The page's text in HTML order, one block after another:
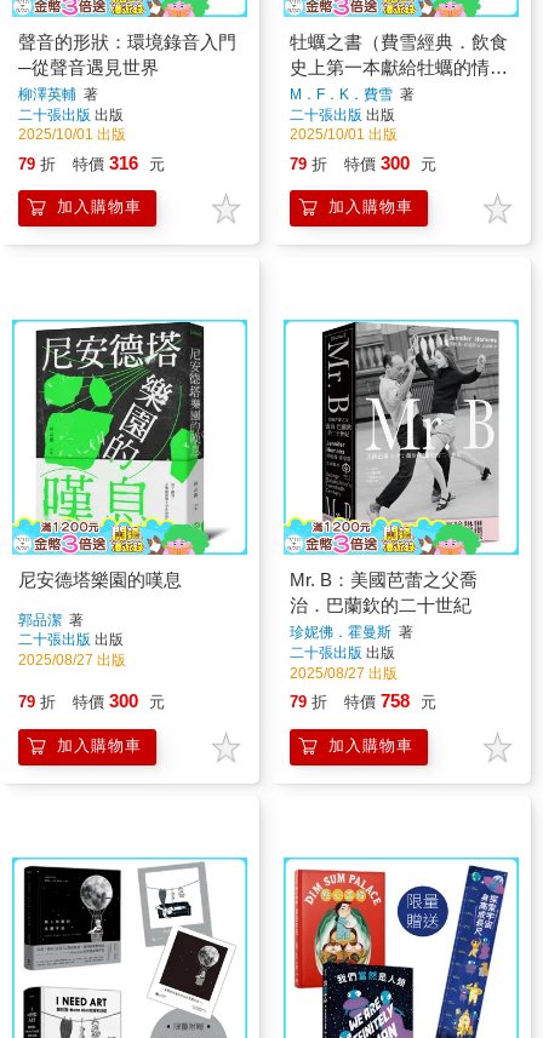
聲音的形狀：環境錄音入門
─從聲音遇見世界
柳澤英輔 著
二十張出版 出版
2025/10/01 出版
79 折 特價 316 元
加入購物車
牡蠣之書（費雪經典．飲食
史上第一本獻給牡蠣的情
書）
M．F．K．費雪 著
二十張出版 出版
2025/10/01 出版
79 折 特價 300 元
加入購物車
尼安德塔樂園的嘆息
郭品潔 著
二十張出版 出版
2025/08/27 出版
79 折 特價 300 元
加入購物車
Mr. B：美國芭蕾之父喬
治．巴蘭欽的二十世紀
珍妮佛．霍曼斯 著
二十張出版 出版
2025/08/27 出版
79 折 特價 758 元
加入購物車